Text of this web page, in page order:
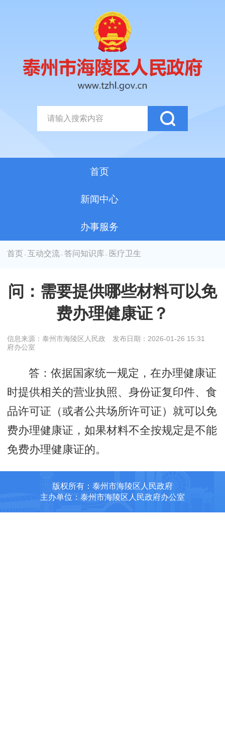
首页
新闻中心
办事服务
首页 > 互动交流 > 答问知识库 > 医疗卫生
问：需要提供哪些材料可以免
费办理健康证？
信息来源：泰州市海陵区人民政
府办公室
发布日期：2026-01-26 15:31
答：依据国家统一规定，在办理健康证
时提供相关的营业执照、身份证复印件、食
品许可证（或者公共场所许可证）就可以免
费办理健康证，如果材料不全按规定是不能
免费办理健康证的。
版权所有：泰州市海陵区人民政府
主办单位：泰州市海陵区人民政府办公室